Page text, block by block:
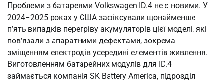
Проблеми з батареями Volkswagen ID.4 не є новими. У
2024–2025 роках у США зафіксували щонайменше
п’ять випадків перегріву акумуляторів цієї моделі, які
пов’язали з апаратними дефектами, зокрема
зміщенням електродів усередині елементів живлення.
Виготовленням батарейних модулів для ID.4
займається компанія SK Battery America, підрозділ